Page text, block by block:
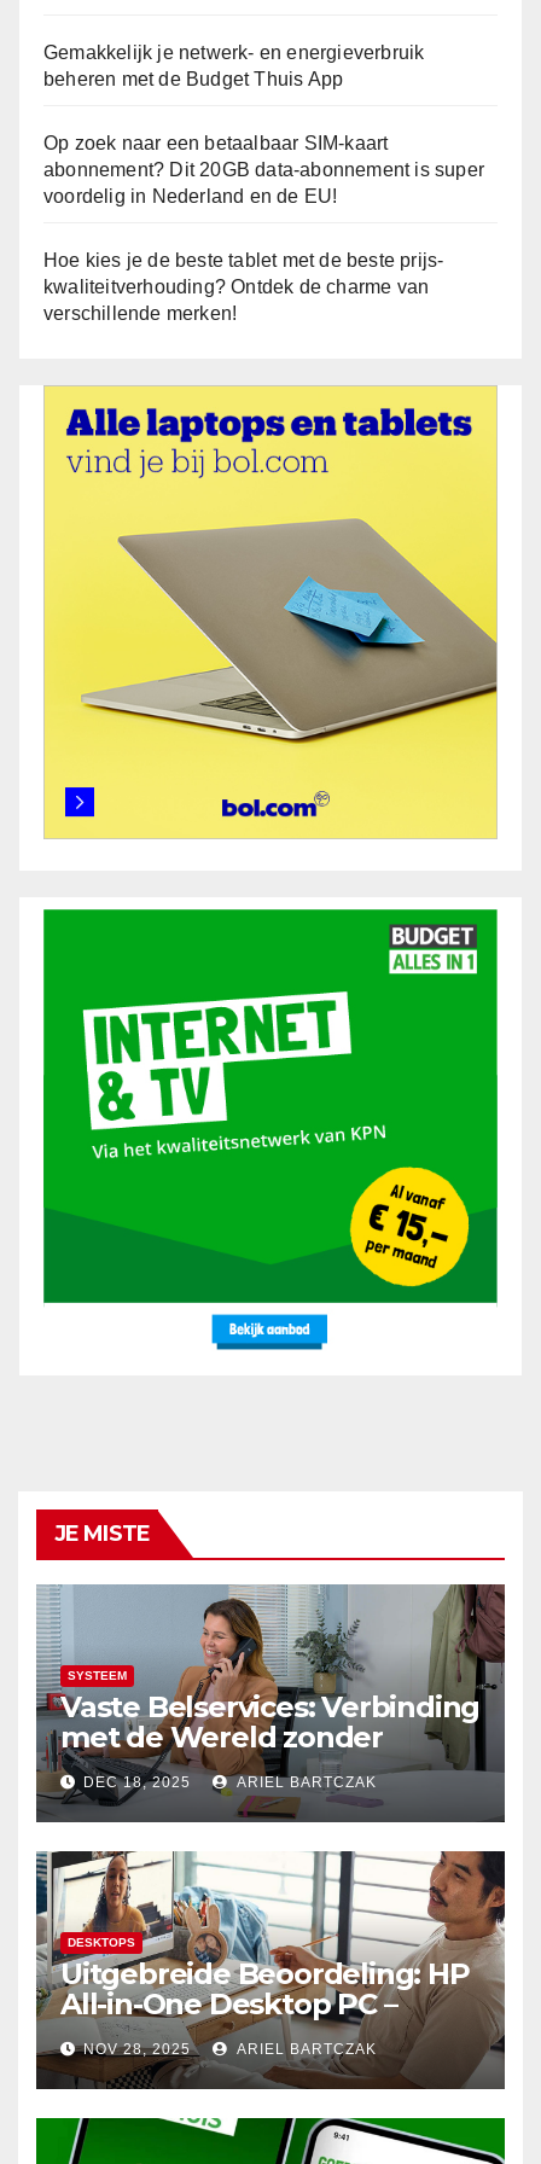
Gemakkelijk je netwerk- en energieverbruik
beheren met de Budget Thuis App
Op zoek naar een betaalbaar SIM-kaart
abonnement? Dit 20GB data-abonnement is super
voordelig in Nederland en de EU!
Hoe kies je de beste tablet met de beste prijs-
kwaliteitverhouding? Ontdek de charme van
verschillende merken!
JE MISTE
SYSTEEM
Vaste Belservices: Verbinding
met de Wereld zonder
Onderbrekingen – Alleen bij
Budget Internet
DEC 18, 2025 ARIEL BARTCZAK
DESKTOPS
Uitgebreide Beoordeling: HP
All-in-One Desktop PC –
Krachtige Prestaties en
Minimalistisch Design in
Perfecte Harmonie
NOV 28, 2025 ARIEL BARTCZAK